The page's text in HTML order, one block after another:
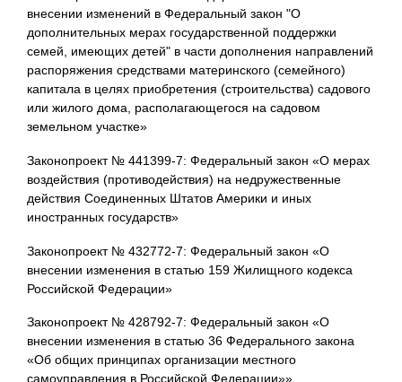
внесении изменений в Федеральный закон "О
дополнительных мерах государственной поддержки
семей, имеющих детей" в части дополнения направлений
распоряжения средствами материнского (семейного)
капитала в целях приобретения (строительства) садового
или жилого дома, располагающегося на садовом
земельном участке»
Законопроект № 441399-7: Федеральный закон «О мерах
воздействия (противодействия) на недружественные
действия Соединенных Штатов Америки и иных
иностранных государств»
Законопроект № 432772-7: Федеральный закон «О
внесении изменения в статью 159 Жилищного кодекса
Российской Федерации»
Законопроект № 428792-7: Федеральный закон «О
внесении изменения в статью 36 Федерального закона
«Об общих принципах организации местного
самоуправления в Российской Федерации»»